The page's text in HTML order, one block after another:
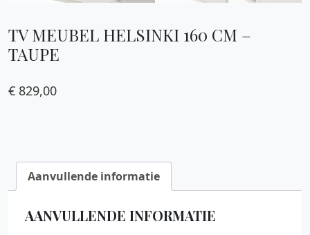
TV MEUBEL HELSINKI 160 CM –
TAUPE
€ 829,00
Aanvullende informatie
AANVULLENDE INFORMATIE